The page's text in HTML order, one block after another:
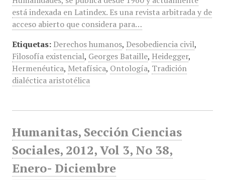
está indexada en Latindex. Es una revista arbitrada y de
acceso abierto que considera para…
Etiquetas: Derechos humanos, Desobediencia civil,
Filosofía existencial, Georges Bataille, Heidegger,
Hermenéutica, Metafísica, Ontología, Tradición
dialéctica aristotélica
Humanitas, Sección Ciencias
Sociales, 2012, Vol 3, No 38,
Enero- Diciembre